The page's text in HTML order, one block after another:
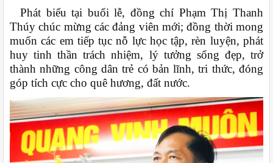
Phát biểu tại buổi lễ, đồng chí Phạm Thị Thanh
Thúy chúc mừng các đảng viên mới; đồng thời mong
muốn các em tiếp tục nỗ lực học tập, rèn luyện, phát
huy tinh thần trách nhiệm, lý tưởng sống đẹp, trở
thành những công dân trẻ có bản lĩnh, tri thức, đóng
góp tích cực cho quê hương, đất nước.